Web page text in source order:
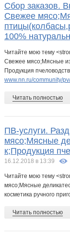
Сбор заказов.
Свежее
100%
Читайте мою тему
Свежее мясо;Мясные
Продукция
www.nn.ru/community/
Читать полностью
ПВ-услуги.
мясо;Мясные
к;Продукция
16.12.2018 в 13:39
Читайте мою тему
мясо;Мясные
косметика ручного
Читать полностью